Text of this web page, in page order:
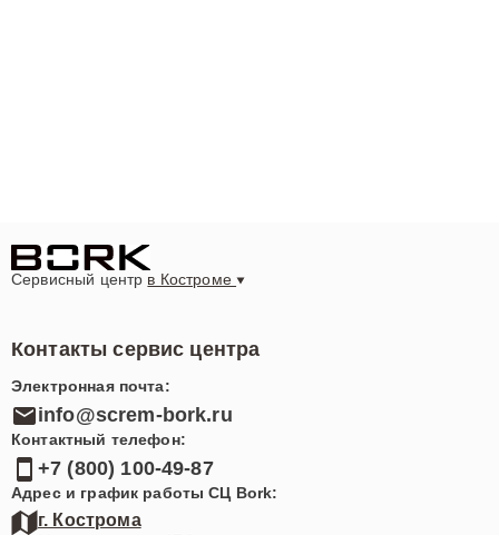
Сервисный центр в Костроме
Контакты сервис центра
Электронная почта:
info@screm-bork.ru
Контактный телефон:
+7 (800) 100-49-87
Адрес и график работы СЦ Bork:
г. Кострома